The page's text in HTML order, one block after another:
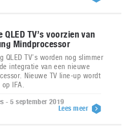
QLED TV’s voorzien van
Mindprocessor
QLED TV’s worden nog slimmer
integratie van een nieuwe
Nieuwe TV line-up wordt
IFA.
- 5 september 2019
Lees meer